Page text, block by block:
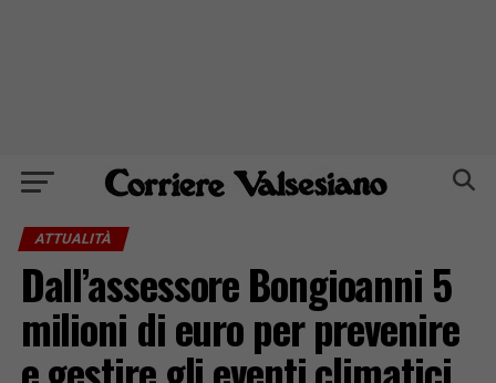
ATTUALITÀ
Dall’assessore Bongioanni 5
milioni di euro per prevenire